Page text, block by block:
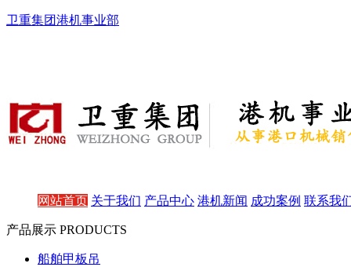
卫重集团港机事业部
网站首页 关于我们 产品中心 港机新闻 成功案例 联系我
产品展示 PRODUCTS
船舶甲板吊